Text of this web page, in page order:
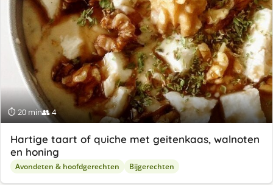
⏱ 20 min👥 4
Hartige taart of quiche met geitenkaas, walnoten
en honing
Avondeten & hoofdgerechten Bijgerechten